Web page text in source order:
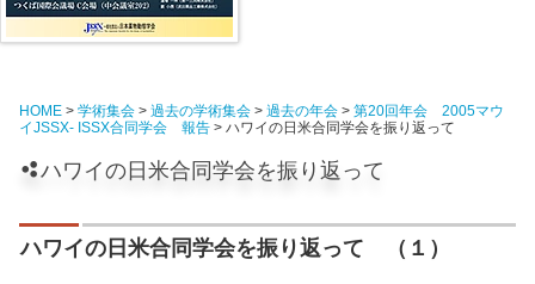
HOME > 学術集会 > 過去の学術集会 > 過去の年会 > 第20回年会 2005マウ
イJSSX- ISSX合同学会 報告 > ハワイの日米合同学会を振り返って
ハワイの日米合同学会を振り返って
ハワイの日米合同学会を振り返って （１）